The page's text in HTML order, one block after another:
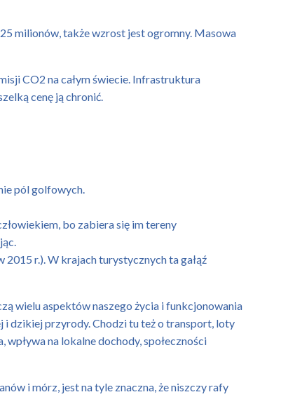
milionów, także wzrost jest ogromny. Masowa
CO2 na całym świecie. Infrastruktura
cenę ją chronić.
pól golfowych.
bo zabiera się im tereny
2015 r.). W krajach turystycznych ta gałąź
wielu aspektów naszego życia i funkcjonowania
dzikiej przyrody. Chodzi tu też o transport, loty
na lokalne dochody, społeczności
i mórz, jest na tyle znaczna, że niszczy rafy